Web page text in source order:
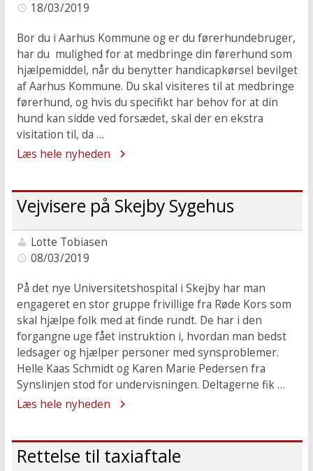
18/03/2019
Bor du i Aarhus Kommune og er du førerhundebruger,
har du mulighed for at medbringe din førerhund som
hjælpemiddel, når du benytter handicapkørsel bevilget
af Aarhus Kommune. Du skal visiteres til at medbringe
førerhund, og hvis du specifikt har behov for at din
hund kan sidde ved forsædet, skal der en ekstra
visitation til, da …
Læs hele nyheden
Vejvisere på Skejby Sygehus
Lotte Tobiasen
08/03/2019
På det nye Universitetshospital i Skejby har man
engageret en stor gruppe frivillige fra Røde Kors som
skal hjælpe folk med at finde rundt. De har i den
forgangne uge fået instruktion i, hvordan man bedst
ledsager og hjælper personer med synsproblemer.
Helle Kaas Schmidt og Karen Marie Pedersen fra
Synslinjen stod for undervisningen. Deltagerne fik …
Læs hele nyheden
Rettelse til taxiaftale